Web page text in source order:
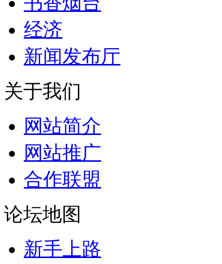
经济
新闻发布厅
关于我们
网站简介
网站推广
合作联盟
论坛地图
新手上路